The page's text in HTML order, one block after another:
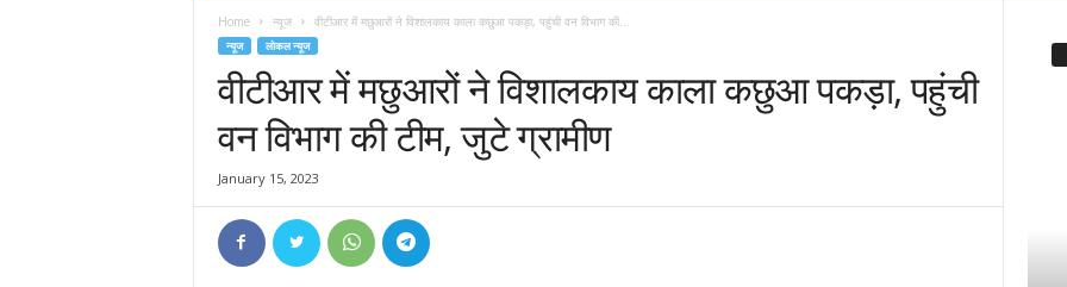
Home न्यूज वीटीआर में मछुआरों ने विशालकाय काला कछुआ पकड़ा, पहुंची वन विभाग की...
न्यूज लोकल न्यूज
वीटीआर में मछुआरों ने विशालकाय काला कछुआ पकड़ा, पहुंची
वन विभाग की टीम, जुटे ग्रामीण
January 15, 2023